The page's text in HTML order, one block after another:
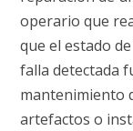
operario que
que el estado
falla detectada
mantenimiento
artefactos o